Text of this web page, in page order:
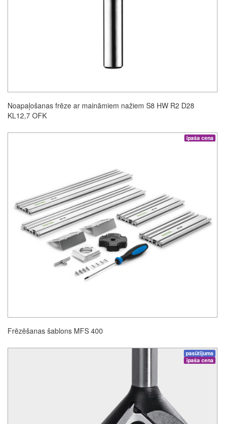
Noapaļošanas frēze ar maināmiem nažiem S8 HW R2 D28
KL12,7 OFK
īpaša cena
Frēzēšanas šablons MFS 400
pasūtījums
īpaša cena